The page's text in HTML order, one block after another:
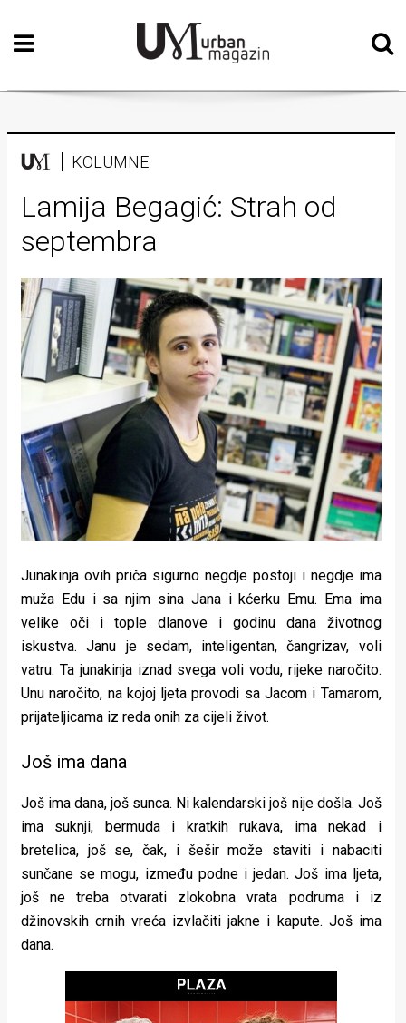
Početna
Vizualne
Teatar
Književnost
Muzika
Intervju
Kolumne
Kultura
Lifestyle
Beauty
Fashion
Zdravlje
Za
stolom
Život
pokretu
Ideje
rade
Urban
Places
Aktivizam
Aktuelnosti
KOLUMNE
Lamija Begagić: Strah od
septembra
Junakinja ovih priča sigurno negdje postoji i negdje ima
muža Edu i sa njim sina Jana i kćerku Emu. Ema ima
velike oči i tople dlanove i godinu dana životnog
iskustva. Janu je sedam, inteligentan, čangrizav, voli
vatru. Ta junakinja iznad svega voli vodu, rijeke naročito.
Unu naročito, na kojoj ljeta provodi sa Jacom i Tamarom,
prijateljicama iz reda onih za cijeli život.
Još ima dana
Još ima dana, još sunca. Ni kalendarski još nije došla. Još
ima suknji, bermuda i kratkih rukava, ima nekad i
bretelica, još se, čak, i šešir može staviti i nabaciti
sunčane se mogu, između podne i jedan. Još ima ljeta,
još ne treba otvarati zlokobna vrata podruma i iz
džinovskih crnih vreća izvlačiti jakne i kapute. Još ima
dana.